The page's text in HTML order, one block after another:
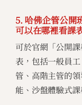
5. 哈佛企管公開
可以在哪裡看課
可於官網「公開
表，包括一般員
管、高階主管的
能、沙盤體驗式課